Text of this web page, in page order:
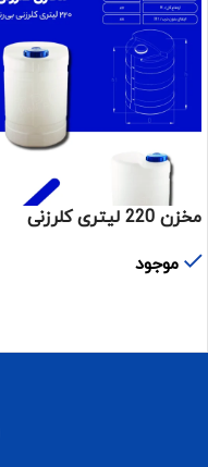
مخزن 220 لیتری کلرزنی
موجود